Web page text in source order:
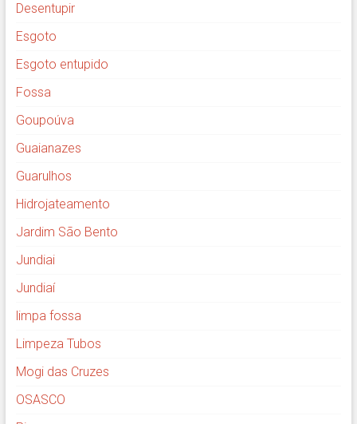
Desentupir
Esgoto
Esgoto entupido
Fossa
Goupoúva
Guaianazes
Guarulhos
Hidrojateamento
Jardim São Bento
Jundiai
Jundiaí
limpa fossa
Limpeza Tubos
Mogi das Cruzes
OSASCO